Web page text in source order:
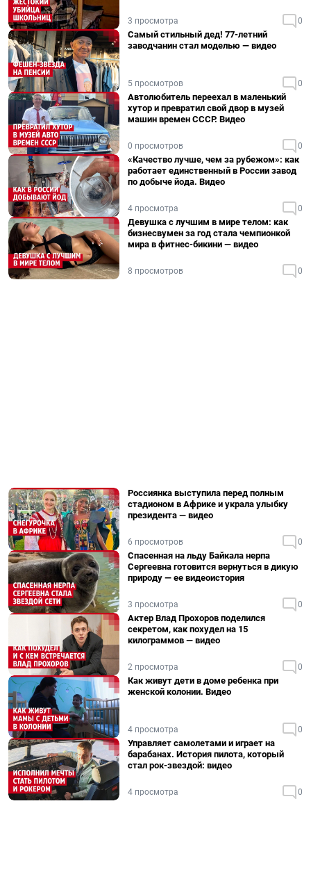
3 просмотра 0
Самый стильный дед! 77-летний
заводчанин стал моделью — видео
5 просмотров 0
Автолюбитель переехал в маленький
хутор и превратил свой двор в музей
машин времен СССР. Видео
0 просмотров 0
«Качество лучше, чем за рубежом»: как
работает единственный в России завод
по добыче йода. Видео
4 просмотра 0
Девушка с лучшим в мире телом: как
бизнесвумен за год стала чемпионкой
мира в фитнес-бикини — видео
8 просмотров 0
Россиянка выступила перед полным
стадионом в Африке и украла улыбку
президента — видео
6 просмотров 0
Спасенная на льду Байкала нерпа
Сергеевна готовится вернуться в дикую
природу — ее видеоистория
3 просмотра 0
Актер Влад Прохоров поделился
секретом, как похудел на 15
килограммов — видео
2 просмотра 0
Как живут дети в доме ребенка при
женской колонии. Видео
4 просмотра 0
Управляет самолетами и играет на
барабанах. История пилота, который
стал рок-звездой: видео
4 просмотра 0